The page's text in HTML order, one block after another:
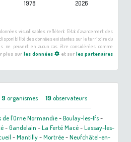
1978 2026
visualisables reflètent l'état d'avancement des
des données existantes sur le territoire du
ne peuvent en aucun cas être considérées comme
plus sur les données et surles partenaires
9 organismes 19 observateurs
de l'Orne Normandie-Boulay-les-Ifs-
-Gandelain -La Ferté Macé-Lassay-les-
-Mantilly-Mortrée-Neufchâtel-en-